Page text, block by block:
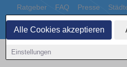
Alle Cookies akzeptieren
Einstellungen
Ratgeber FAQ Presse
Datenschutz
Copyright © 2000 - 2026 | 1A Infosysteme